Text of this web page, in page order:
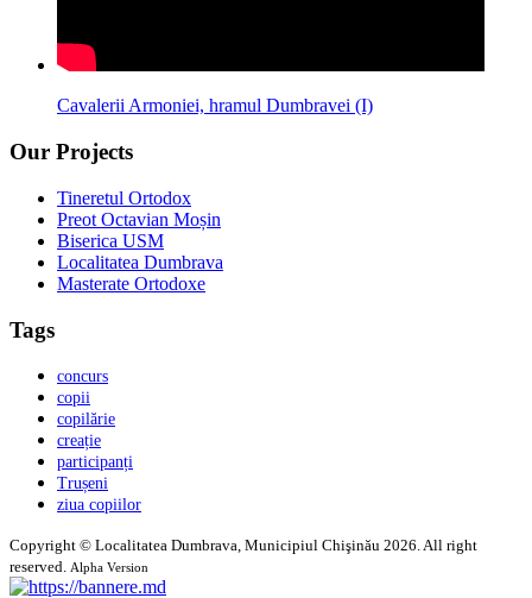
Cavalerii Armoniei, hramul Dumbravei (I)
Our Projects
Tineretul Ortodox
Preot Octavian Moșin
Biserica USM
Localitatea Dumbrava
Masterate Ortodoxe
Tags
concurs
copii
copilărie
creație
participanți
Trușeni
ziua copiilor
Copyright © Localitatea Dumbrava, Municipiul Chişinău 2026. All right
reserved. Alpha Version